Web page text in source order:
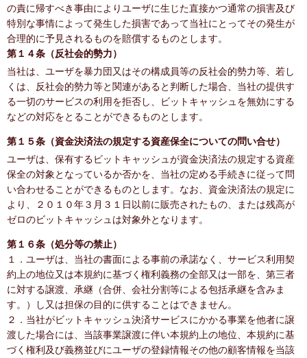
の責に帰すべき事由によりユーザに生じた直接かつ通常の損害及び
特別な事情によって発生した損害であって当社にとってその発生が
合理的に予見されるものを賠償するものとします。
第１４条（反社会的勢力）
当社は、ユーザを暴力団又はその構成員等の反社会的勢力等、若し
くは、反社会的勢力等と関連があると判断した場合、当社の提供す
る一切のサービスの利用を拒否し、ビットキャッシュを無効にする
などの対応をとることができるものとします。
第１５条（資金決済法の規定する資産保全についての問い合せ）
ユーザは、保有するビットキャッシュが資金決済法の規定する資産
保全の対象となっているか否かを、当社の定める手続きに従って問
い合わせることができるものとします。なお、資金決済法の規定に
より、２０１０年３月３１日以前に販売されたもの、または残高が
ゼロのビットキャッシュは対象外となります。
第１６条（処分等の禁止）
１．ユーザは、当社の書面による事前の承諾なく、サービス利用契
約上の地位又は本規約に基づく権利義務の全部又は一部を、第三者
に対する譲渡、承継（合併、会社分割等による包括承継を含みま
す。）し又は担保の目的に供することはできません。
２．当社がビットキャッシュ決済サービスにかかる事業を他者に譲
渡した場合には、当該事業譲渡に伴い本規約上の地位、本規約に基
づく権利及び義務並びにユーザの登録情報その他の顧客情報を当該